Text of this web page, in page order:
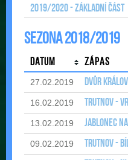
2019/2020 - Základní část
Sezona 2018/2019
Datum Zápas
27.02.2019 Dvůr
16.02.2019 Trutnov -
13.02.2019 Jablonec
09.02.2019 Trutnov -